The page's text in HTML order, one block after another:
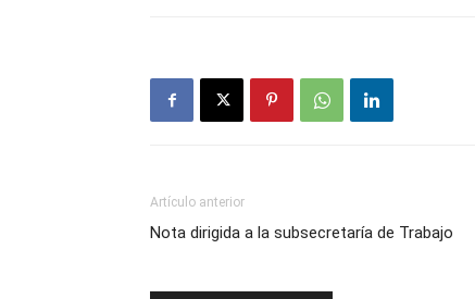
Artículo anterior
Nota dirigida a la subsecretaría de Trabajo